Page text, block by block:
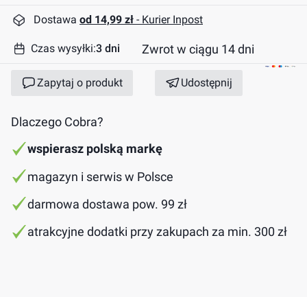
Dostawa od 14,99 zł - Kurier Inpost
Czas wysyłki:3 dni Zwrot w ciągu 14 dni
Zapytaj o produkt Udostępnij
Dlaczego Cobra?
wspierasz polską markę
magazyn i serwis w Polsce
darmowa dostawa pow. 99 zł
atrakcyjne dodatki przy zakupach za min. 300 zł